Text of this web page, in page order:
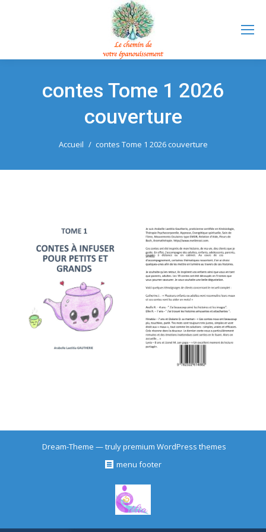
contes Tome 1 2026
couverture
Vous êtes ici :Accueil contes Tome 1 2026 couverture
Dream-Theme — trulypremium WordPress themes
menu footer